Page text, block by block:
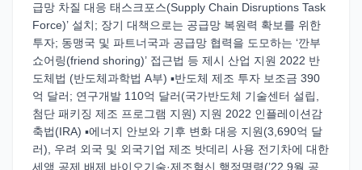
급망 차질 대응 태스크포스(Supply Chain Disruptions Task
Force)’ 설치; 장기 대책으로는 공급망 복원력 확보를 위한
투자; 동맹국 및 파트너국과 공급망 협력을 도모하는 ‘깐부
쇼어링(friend shoring)’ 접근법 등 제시 산업 지원 2022 반
도체법 (반도체과학법 A부) ▪반도체 제조 투자 보조금 390
억 달러; 연구개발 110억 달러(국가반도체 기술센터 설립,
첨단 패키징 제조 프로그램 지원) 지원 2022 인플레이션감
축법(IRA) ▪에너지 안보와 기후 변화 대응 지원(3,690억 달
러), 우려 외국 및 외국기업 제조 밧데리 사용 전기차에 대한
세액 공제 배제 바이오기술·제조혁신 행정명령(’22.9월 공